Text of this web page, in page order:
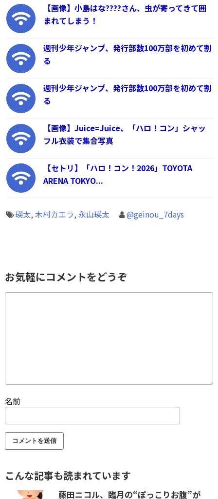
【画像】小島はな????さん、虫が寄ってきて囲
まれてしまう！
週刊少年ジャンプ、発行部数100万部を初めて割
る
週刊少年ジャンプ、発行部数100万部を初めて割
る
【画像】Juice=Juice、「ハロ！コン」シャッ
フル衣装で集合写真
【セトリ】「ハロ！コン！2026」TOYOTA
ARENA TOKYO...
瑛太, 木村カエラ, 永山瑛太 @geinou_7days
お気軽にコメントをどうぞ
名前
こんな記事も読まれています
藤田ニコル、臨月の“ぽっこりお腹”が